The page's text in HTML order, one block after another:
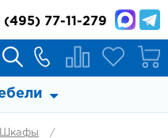
(495) 77-11-279
Шкафы